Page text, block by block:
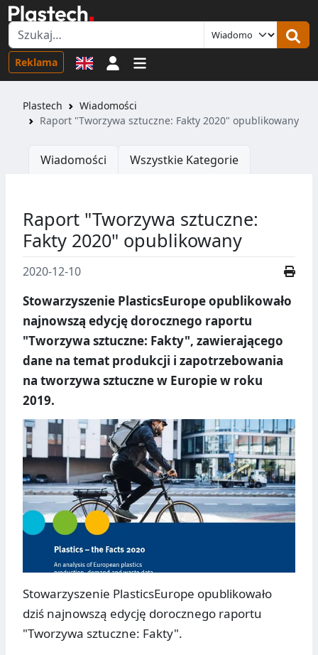
Reklama Logowanie
Plastech
Wiadomości
Raport "Tworzywa sztuczne: Fakty 2020" opublikowany
Wiadomości Wszystkie Kategorie
Raport "Tworzywa sztuczne:
Fakty 2020" opublikowany
2020-12-10
Stowarzyszenie PlasticsEurope opublikowało
najnowszą edycję dorocznego raportu
"Tworzywa sztuczne: Fakty", zawierającego
dane na temat produkcji i zapotrzebowania
na tworzywa sztuczne w Europie w roku
2019.
Stowarzyszenie PlasticsEurope opublikowało
dziś najnowszą edycję dorocznego raportu
"Tworzywa sztuczne: Fakty".